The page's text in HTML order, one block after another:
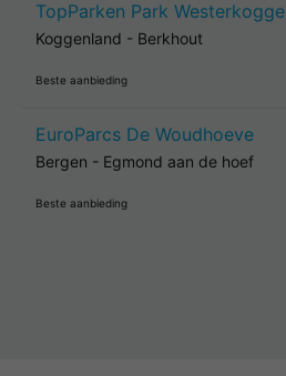
TopParken Park Westerkogge
Koggenland - Berkhout
Beste aanbieding
EuroParcs De Woudhoeve
Bergen - Egmond aan de hoef
Beste aanbieding